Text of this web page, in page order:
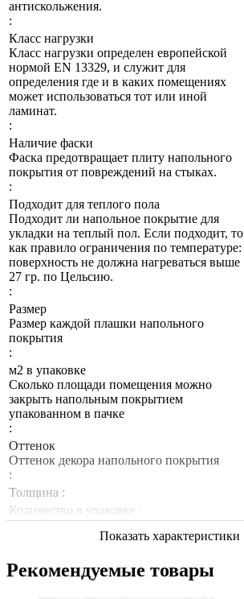
антискольжения.
:
Класс нагрузки
Класс нагрузки определен европейской
нормой EN 13329, и служит для
определения где и в каких помещениях
может использоваться тот или иной
ламинат.
:
Наличие фаски
Фаска предотвращает плиту напольного
покрытия от повреждений на стыках.
:
Подходит для теплого пола
Подходит ли напольное покрытие для
укладки на теплый пол. Если подходит, то
как правило ограничения по температуре:
поверхность не должна нагреваться выше
27 гр. по Цельсию.
:
Размер
Размер каждой плашки напольного
покрытия
:
м2 в упаковке
Сколько площади помещения можно
закрыть напольным покрытием
упакованном в пачке
:
Оттенок
Оттенок декора напольного покрытия
:
Толщина :
Количество в упаковке :
Показать характеристики
Рекомендуемые товары